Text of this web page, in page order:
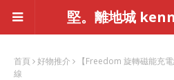
堅。離地城
首頁 好物推介
【Freedom 旋轉磁能充
線